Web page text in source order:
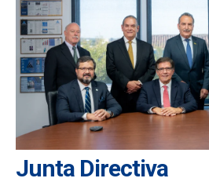
Junta Directiva